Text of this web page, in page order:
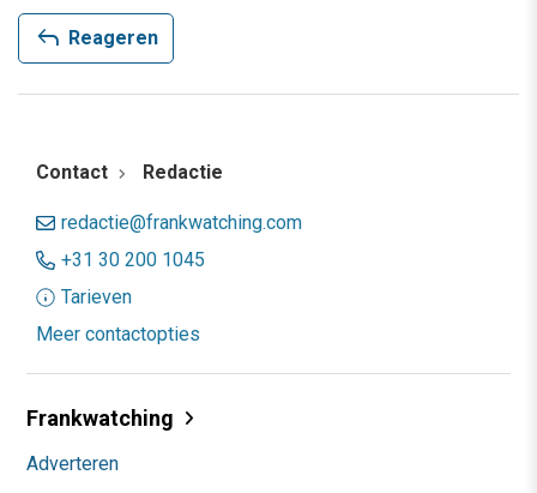
reply Reageren
Contact Redactie
redactie@frankwatching.com
+31 30 200 1045
Tarieven
Meer contactopties
Frankwatching
Adverteren